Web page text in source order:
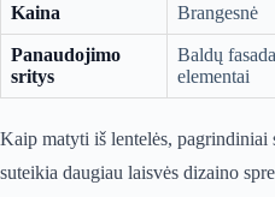
Kaina Brangesnė
Panaudojimo
sritys
Baldų
elementai
Kaip matyti iš lentelės, pagrindiniai
suteikia daugiau laisvės dizaino